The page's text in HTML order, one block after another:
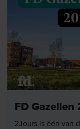
FD Gazellen
2Jours is één van